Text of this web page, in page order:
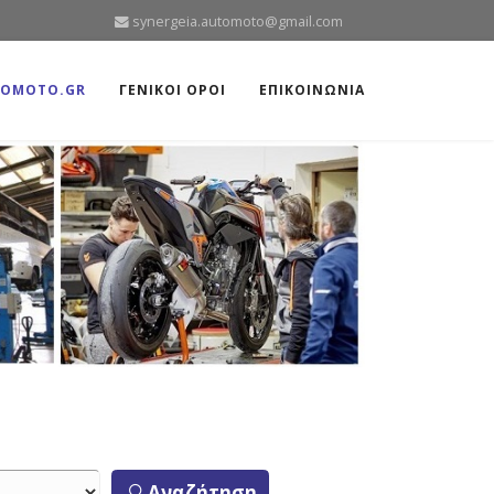
synergeia.automoto@gmail.com
ΓΕΝΙΚΟΙ ΟΡΟΙ ΕΠΙΚΟΙΝΩΝΙΑ